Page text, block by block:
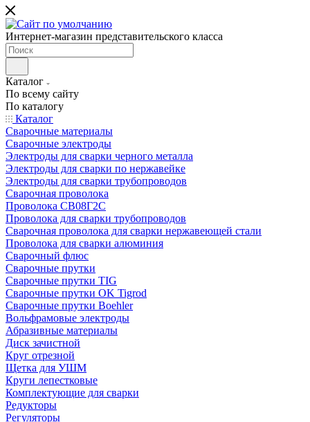
Интернет-магазин представительского класса
Каталог
По всему сайту
По каталогу
Каталог
Сварочные материалы
Сварочные электроды
Электроды для сварки черного металла
Электроды для сварки по нержавейке
Электроды для сварки трубопроводов
Сварочная проволока
Проволока СВ08Г2С
Проволока для сварки трубопроводов
Сварочная проволока для сварки нержавеющей стали
Проволока для сварки алюминия
Сварочный флюс
Сварочные прутки
Сварочные прутки TIG
Сварочные прутки OK Tigrod
Сварочные прутки Boehler
Вольфрамовые электроды
Абразивные материалы
Диск зачистной
Круг отрезной
Щетка для УШМ
Круги лепестковые
Комплектующие для сварки
Редукторы
Регуляторы